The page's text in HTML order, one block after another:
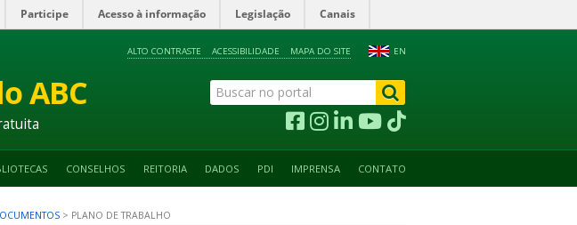
Participe Acesso à informação Legislação Canais
EN
ALTO CONTRASTE ACESSIBILIDADE MAPA DO SITE
ABC
CONSELHOS REITORIA DADOS PDI IMPRENSA CONTATO
> PLANO DE TRABALHO